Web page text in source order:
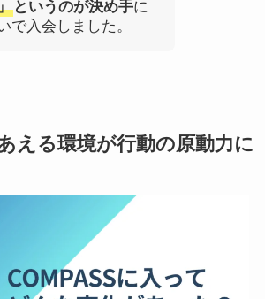
というのが決め手に
で入会しました。
える環境が行動の原動力に